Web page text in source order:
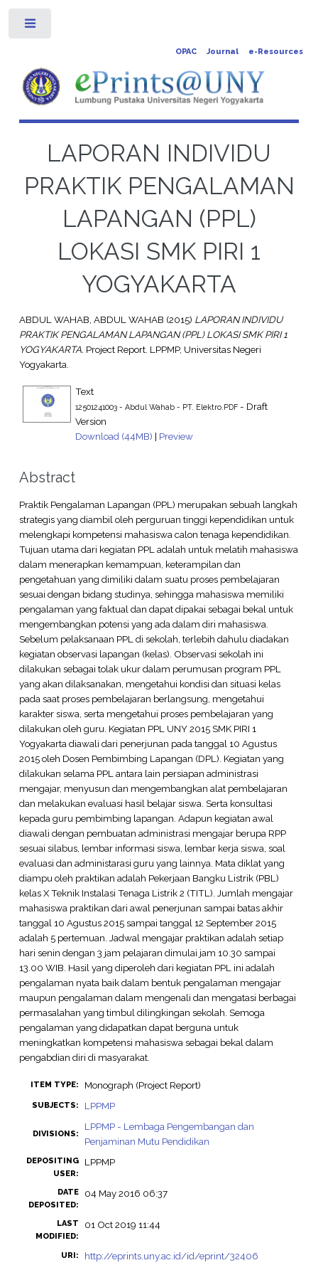
OPAC Journal e-Resources
LAPORAN INDIVIDU
PRAKTIK PENGALAMAN
LAPANGAN (PPL)
LOKASI SMK PIRI 1
YOGYAKARTA
ABDUL WAHAB, ABDUL WAHAB (2015) LAPORAN INDIVIDU
PRAKTIK PENGALAMAN LAPANGAN (PPL) LOKASI SMK PIRI 1
YOGYAKARTA. Project Report. LPPMP, Universitas Negeri
Yogyakarta.
Text
12501241003 - Abdul Wahab - PT. Elektro.PDF- Draft
Version
Download (44MB) | Preview
Abstract
Praktik Pengalaman Lapangan (PPL) merupakan sebuah langkah
strategis yang diambil oleh perguruan tinggi kependidikan untuk
melengkapi kompetensi mahasiswa calon tenaga kependidikan.
Tujuan utama dari kegiatan PPL adalah untuk melatih mahasiswa
dalam menerapkan kemampuan, keterampilan dan
pengetahuan yang dimiliki dalam suatu proses pembelajaran
sesuai dengan bidang studinya, sehingga mahasiswa memiliki
pengalaman yang faktual dan dapat dipakai sebagai bekal untuk
mengembangkan potensi yang ada dalam diri mahasiswa.
Sebelum pelaksanaan PPL di sekolah, terlebih dahulu diadakan
kegiatan observasi lapangan (kelas). Observasi sekolah ini
dilakukan sebagai tolak ukur dalam perumusan program PPL
yang akan dilaksanakan, mengetahui kondisi dan situasi kelas
pada saat proses pembelajaran berlangsung, mengetahui
karakter siswa, serta mengetahui proses pembelajaran yang
dilakukan oleh guru. Kegiatan PPL UNY 2015 SMK PIRI 1
Yogyakarta diawali dari penerjunan pada tanggal 10 Agustus
2015 oleh Dosen Pembimbing Lapangan (DPL). Kegiatan yang
dilakukan selama PPL antara lain persiapan administrasi
mengajar, menyusun dan mengembangkan alat pembelajaran
dan melakukan evaluasi hasil belajar siswa. Serta konsultasi
kepada guru pembimbing lapangan. Adapun kegiatan awal
diawali dengan pembuatan administrasi mengajar berupa RPP
sesuai silabus, lembar informasi siswa, lembar kerja siswa, soal
evaluasi dan administarasi guru yang lainnya. Mata diklat yang
diampu oleh praktikan adalah Pekerjaan Bangku Listrik (PBL)
kelas X Teknik Instalasi Tenaga Listrik 2 (TITL). Jumlah mengajar
mahasiswa praktikan dari awal penerjunan sampai batas akhir
tanggal 10 Agustus 2015 sampai tanggal 12 September 2015
adalah 5 pertemuan. Jadwal mengajar praktikan adalah setiap
hari senin dengan 3 jam pelajaran dimulai jam 10.30 sampai
13.00 WIB. Hasil yang diperoleh dari kegiatan PPL ini adalah
pengalaman nyata baik dalam bentuk pengalaman mengajar
maupun pengalaman dalam mengenali dan mengatasi berbagai
permasalahan yang timbul dilingkingan sekolah. Semoga
pengalaman yang didapatkan dapat berguna untuk
meningkatkan kompetensi mahasiswa sebagai bekal dalam
pengabdian diri di masyarakat.
ITEM TYPE: Monograph (Project Report)
SUBJECTS: LPPMP
DIVISIONS:
LPPMP - Lembaga Pengembangan dan
Penjaminan Mutu Pendidikan
DEPOSITING
USER:
LPPMP
DATE
DEPOSITED:
04 May 2016 06:37
LAST
MODIFIED:
01 Oct 2019 11:44
URI: http://eprints.uny.ac.id/id/eprint/32406